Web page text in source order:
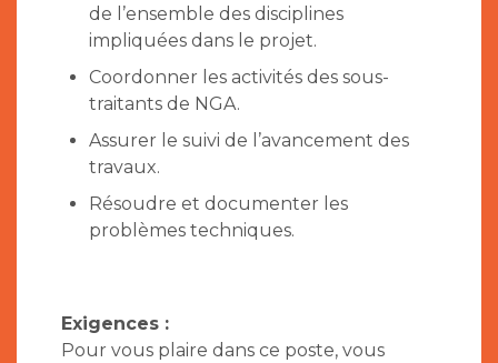
de l’ensemble des disciplines
impliquées dans le projet.
Coordonner les activités des sous-
traitants de NGA.
Assurer le suivi de l’avancement des
travaux.
Résoudre et documenter les
problèmes techniques.
Exigences :
Pour vous plaire dans ce poste, vous